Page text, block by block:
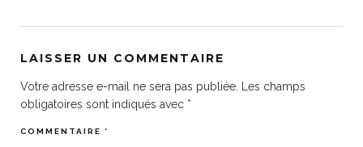
LAISSER UN COMMENTAIRE
Votre adresse e-mail ne sera pas publiée.
Les champs
obligatoires sont indiqués avec *
COMMENTAIRE *